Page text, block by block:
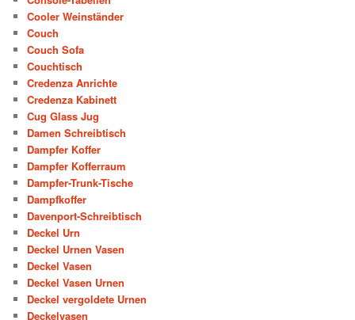
Cooler Weinständer
Couch
Couch Sofa
Couchtisch
Credenza Anrichte
Credenza Kabinett
Cug Glass Jug
Damen Schreibtisch
Dampfer Koffer
Dampfer Kofferraum
Dampfer-Trunk-Tische
Dampfkoffer
Davenport-Schreibtisch
Deckel Urn
Deckel Urnen Vasen
Deckel Vasen
Deckel Vasen Urnen
Deckel vergoldete Urnen
Deckelvasen